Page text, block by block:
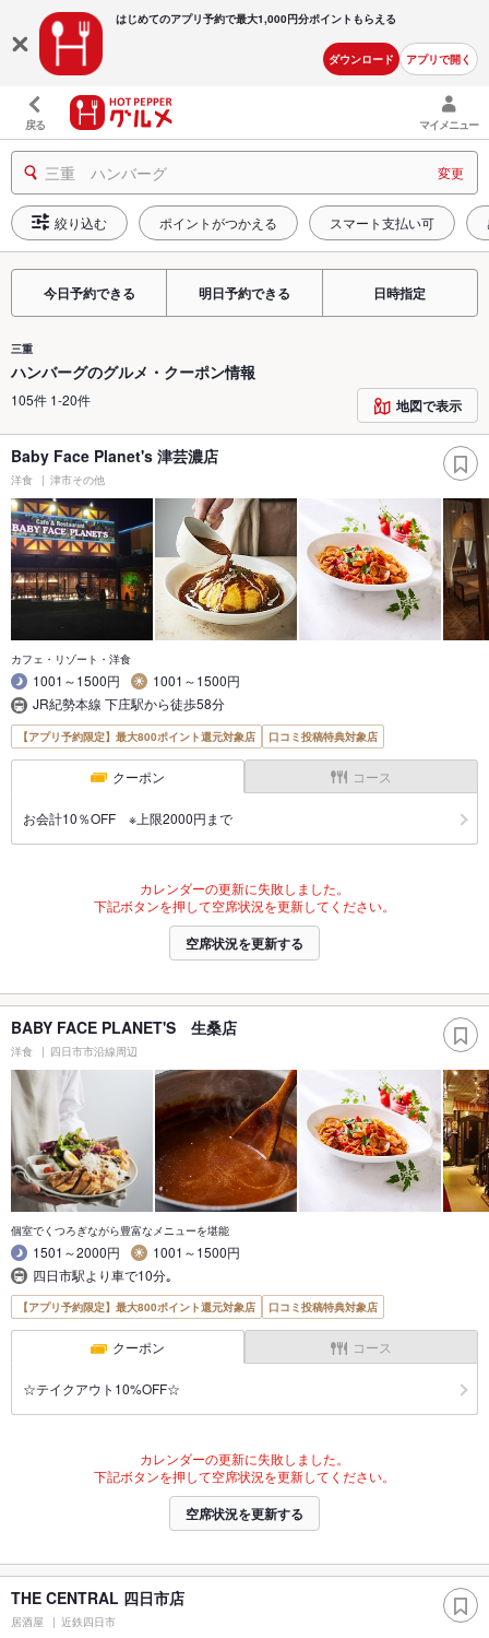
はじめてのアプリ予約で最大1,000円分ポイントもらえる
ダウンロード アプリで開く
戻る マイメニュー
三重 ハンバーグ 変更
絞り込む ポイントがつかえる スマート支払い可
今日予約できる 明日予約できる 日時指定
三重
ハンバーグのグルメ・クーポン情報
105件 1-20件 地図で表示
Baby Face Planet's 津芸濃店
洋食 津市その他
カフェ・リゾート・洋食
1001～1500円
1001～1500円
JR紀勢本線 下庄駅から徒歩58分
【アプリ予約限定】最大800ポイント還元対象店 口コミ投稿特典対象店
クーポン コース
お会計10％OFF ※上限2000円まで
カレンダーの更新に失敗しました。
下記ボタンを押して空席状況を更新してください。
空席状況を更新する
BABY FACE PLANET'S 生桑店
洋食 四日市市沿線周辺
個室でくつろぎながら豊富なメニューを堪能
1501～2000円
1001～1500円
四日市駅より車で10分｡
【アプリ予約限定】最大800ポイント還元対象店 口コミ投稿特典対象店
クーポン コース
☆テイクアウト10%OFF☆
カレンダーの更新に失敗しました。
下記ボタンを押して空席状況を更新してください。
空席状況を更新する
THE CENTRAL 四日市店
居酒屋 近鉄四日市